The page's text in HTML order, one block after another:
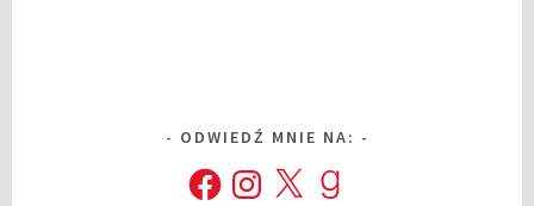
ODWIEDŹ MNIE NA:
FacebookInstagram
X Goodreads